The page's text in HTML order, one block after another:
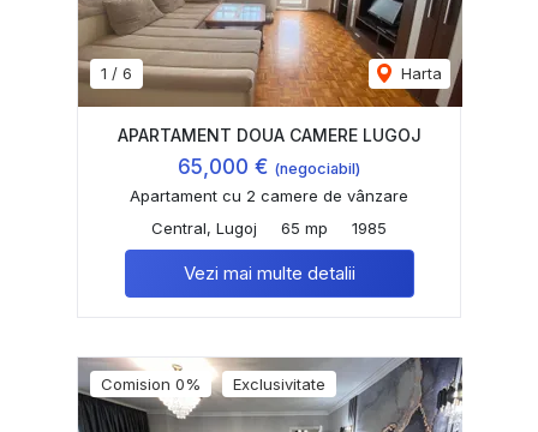
1 / 6 Harta
APARTAMENT DOUA CAMERE LUGOJ
65,000 € (negociabil)
Apartament cu 2 camere de vânzare
Central, Lugoj
65 mp 1985
Vezi mai multe detalii
Comision 0% Exclusivitate